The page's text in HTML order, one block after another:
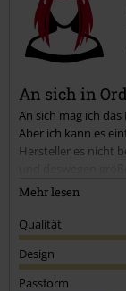
Kommentar jetzt
An sich in
An sich mag ich
Aber ich kann es
Hersteller es nicht
natürlich bekamen
Komischerweise
vor ein paar Jahren
Mehr lesen
Qualität
Design
Passform